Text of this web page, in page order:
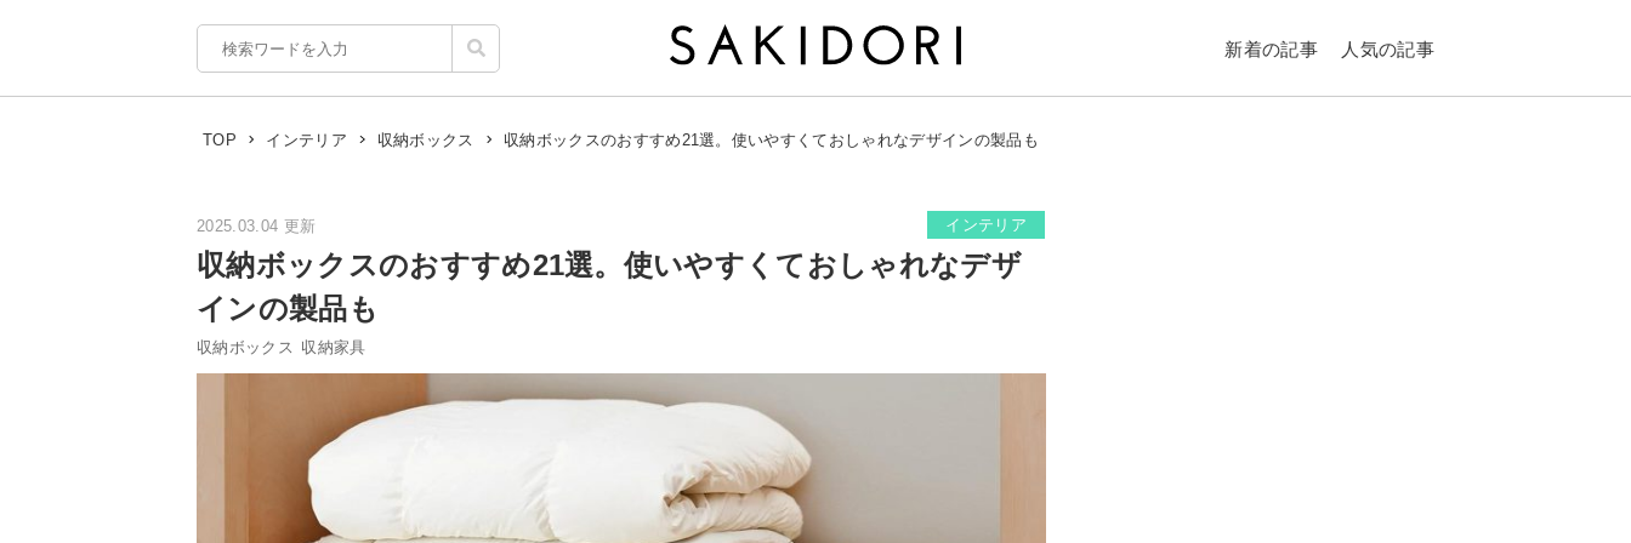
新着の記事 人気の記事
TOP インテリア 収納ボックス 収納ボックスのおすすめ21選。使いやすくておしゃれなデザインの製品も
2025.03.04 更新 インテリア
収納ボックスのおすすめ21選。使いやすくておしゃれなデザ
インの製品も
収納ボックス 収納家具